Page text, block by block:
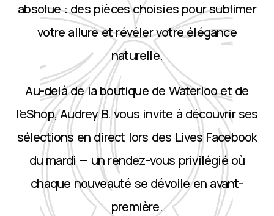
absolue : des pièces choisies pour sublimer
votre allure et révéler votre élégance
naturelle.
Au-delà de la boutique de Waterloo et de
l’eShop, Audrey B. vous invite à découvrir ses
sélections en direct lors des Lives Facebook
du mardi — un rendez-vous privilégié où
chaque nouveauté se dévoile en avant-
première.